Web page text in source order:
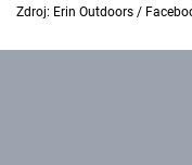
Zdroj: Erin Outdoors /